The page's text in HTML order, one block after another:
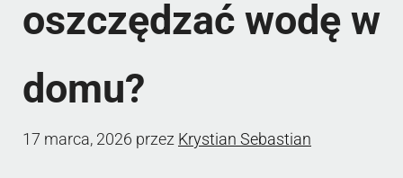
oszczędzać wodę w
domu?
17 marca, 2026 przez Krystian Sebastian